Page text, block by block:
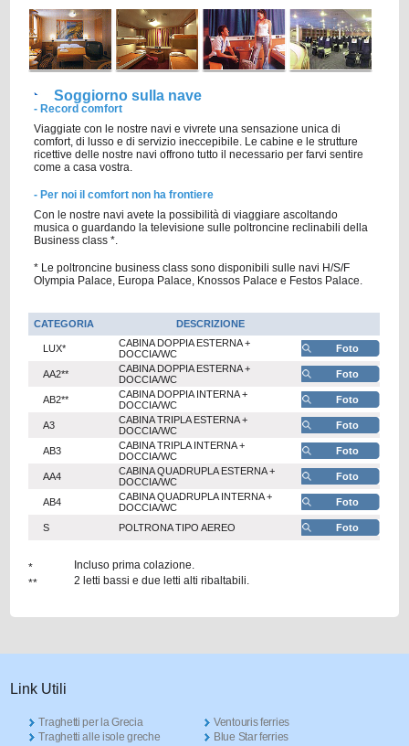
Soggiorno sulla nave
- Record comfort
Viaggiate con le nostre navi e vivrete una sensazione unica di
comfort, di lusso e di servizio ineccepibile. Le cabine e le strutture
ricettive delle nostre navi offrono tutto il necessario per farvi sentire
come a casa vostra.
- Per noi il comfort non ha frontiere
Con le nostre navi avete la possibilità di viaggiare ascoltando
musica o guardando la televisione sulle poltroncine reclinabili della
Business class *.
* Le poltroncine business class sono disponibili sulle navi H/S/F
Olympia Palace, Europa Palace, Knossos Palace e Festos Palace.
CATEGORIA DESCRIZIONE
LUX*
CABINA DOPPIA ESTERNA +
DOCCIA/WC
Foto
AA2**
CABINA DOPPIA ESTERNA +
DOCCIA/WC
Foto
AB2**
CABINA DOPPIA INTERNA +
DOCCIA/WC
Foto
A3
CABINA TRIPLA ESTERNA +
DOCCIA/WC
Foto
AB3
CABINA TRIPLA INTERNA +
DOCCIA/WC
Foto
AA4
CABINA QUADRUPLA ESTERNA +
DOCCIA/WC
Foto
AB4
CABINA QUADRUPLA INTERNA +
DOCCIA/WC
Foto
S POLTRONA TIPO AEREO Foto
*
Incluso prima colazione.
**
2 letti bassi e due letti alti ribaltabili.
Link Utili
Traghetti per la Grecia
Traghetti alle isole greche
Ventouris ferries
Blue Star ferries